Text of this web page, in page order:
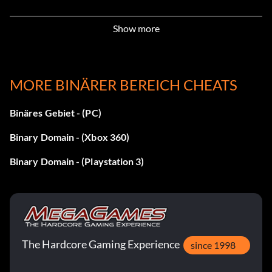
Datensammler (Bronze)
Erster Sieg (Bronze)
Zielsetzung: Gewinne ein Online-Match gegen einen
Gegner mit beliebigen Regeln.
Hacker (Bronze)
Zielsetzung: Zerstöre alle Feinde mit der mobilen
Geschützbatterie.
Show more
MORE BINÄRER BEREICH CHEATS
Binäres Gebiet - (PC)
Binary Domain - (Xbox 360)
Binary Domain - (Playstation 3)
The Hardcore Gaming Experience since 1998